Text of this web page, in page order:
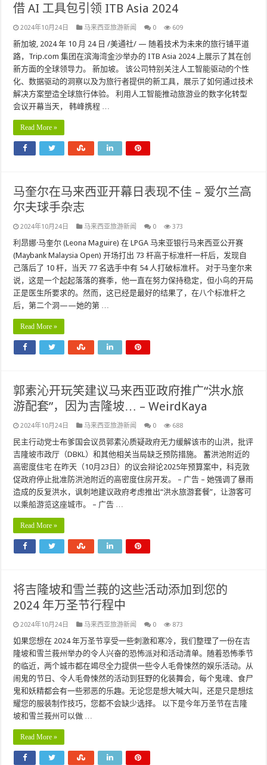
借 AI 工具包引领 ITB Asia 2024
2024年10月24日 马来西亚旅游新闻 0 609
新加坡, 2024 年 10 月 24 日 /美通社/ — 随着技术为未来的旅行铺平道
路，Trip.com 集团在滨海湾金沙举办的 ITB Asia 2024 上展示了其在创
新方面的全球领导力。 新加坡。 该公司特别关注人工智能驱动的个性
化、数据驱动的洞察以及为旅行者提供的新工具，展示了如何通过技术
解决方案塑造全球旅行体验。 利用人工智能推动旅游业的数字化转型
会议开幕当天， 韩峰携程 …
Read More »
马奎尔在马来西亚开幕日表现不佳 – 爱尔兰高
尔夫球手杂志
2024年10月24日 马来西亚旅游新闻 0 373
利昂娜·马奎尔 (Leona Maguire) 在 LPGA 马来亚银行马来西亚公开赛
(Maybank Malaysia Open) 开场打出 73 杆高于标准杆一杆后，发现自
己落后了 10 杆，当天 77 名选手中有 54 人打破标准杆。 对于马奎尔来
说，这是一个起起落落的赛季，他一直在努力保持稳定，但小鸟的开局
正是医生所要求的。然而，这已经是最好的结果了，在八个标准杆之
后，第二个洞——她的第 …
Read More »
郭素沁开玩笑建议马来西亚政府推广“洪水旅
游配套”，因为吉隆坡… – WeirdKaya
2024年10月24日 马来西亚旅游新闻 0 688
民主行动党士布爹国会议员郭素沁质疑政府无力缓解该市的山洪，批评
吉隆坡市政厅（DBKL）和其他相关当局缺乏预防措施。 蓄洪池附近的
高密度住宅 在昨天（10月23日）的议会辩论2025年预算案中，科克敦
促政府停止批准防洪池附近的高密度住房开发。 – 广告 – 她强调了暴雨
造成的反复洪水，讽刺地建议政府考虑推出“洪水旅游套餐”，让游客可
以乘船游览这座城市。 – 广告 …
Read More »
将吉隆坡和雪兰莪的这些活动添加到您的
2024 年万圣节行程中
2024年10月24日 马来西亚旅游新闻 0 873
如果您想在 2024 年万圣节享受一些刺激和寒冷，我们整理了一份在吉
隆坡和雪兰莪州举办的令人兴奋的恐怖派对和活动清单。随着恐怖季节
的临近，两个城市都在竭尽全力提供一些令人毛骨悚然的娱乐活动。从
闹鬼的节日、令人毛骨悚然的活动到狂野的化装舞会，每个鬼魂、食尸
鬼和妖精都​​会有一些邪恶的乐趣。无论您是想大喊大叫，还是只是想炫
耀您的服装制作技巧，您都不会缺少选择。 以下是今年万圣节在吉隆
坡和雪兰莪州可以做 …
Read More »